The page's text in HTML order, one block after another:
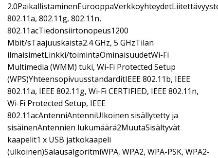
802.11a, 802.11g, 802.11n,
802.11acTiedonsiirtonopeus1200
Mbit/sTaajuuskaista2.4 GHz, 5 GHzTilan
ilmaisimetLinkki/toimintaOminaisuudetWi-Fi
Multimedia (WMM) tuki, Wi-Fi Protected Setup
(WPS)YhteensopivuusstandarditIEEE 802.11b, IEEE
802.11a, IEEE 802.11g, Wi-Fi CERTIFIED, IEEE 802.11n,
Wi-Fi Protected Setup, IEEE
802.11acAntenniAntenniUlkoinen sisällytetty ja
sisäinenAntennien lukumäärä2MuutaSisältyvät
kaapelit1 x USB jatkokaapeli
(ulkoinen)SalausalgoritmiWPA, WPA2, WPA-PSK, WPA2-